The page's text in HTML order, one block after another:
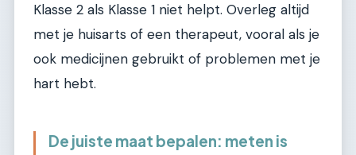
Klasse 2 als Klasse 1 niet helpt. Overleg altijd
met je huisarts of een therapeut, vooral als je
ook medicijnen gebruikt of problemen met je
hart hebt.
De juiste maat bepalen: meten is